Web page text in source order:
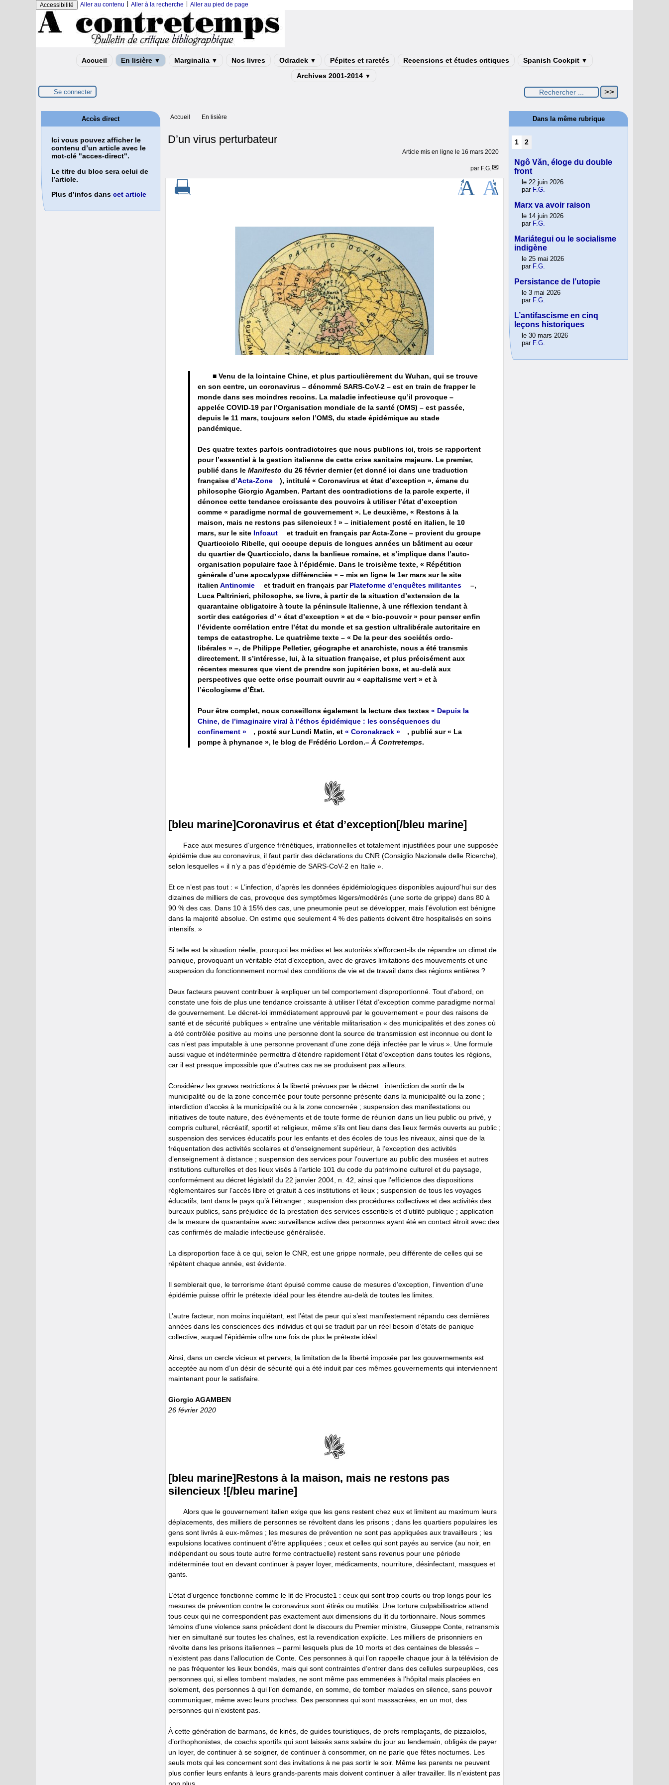
Accessibilité Aller au contenu Aller à la recherche Aller au pied de page
Accueil En lisière ▼ Marginalia ▼ Nos livres Odradek ▼ Pépites et raretés Recensions et études critiques Spanish Cockpit ▼
Archives 2001-2014 ▼
Se connecter
Accueil En lisière
D’un virus perturbateur
Article mis en ligne le 16 mars 2020
par F.G.
■ Venu de la lointaine Chine, et plus particulièrement du Wuhan, qui se trouve
en son centre, un coronavirus – dénommé SARS-CoV-2 – est en train de frapper le
monde dans ses moindres recoins. La maladie infectieuse qu’il provoque –
appelée COVID-19 par l’Organisation mondiale de la santé (OMS) – est passée,
depuis le 11 mars, toujours selon l’OMS, du stade épidémique au stade
pandémique.
Des quatre textes parfois contradictoires que nous publions ici, trois se rapportent
pour l’essentiel à la gestion italienne de cette crise sanitaire majeure. Le premier,
publié dans le Manifesto du 26 février dernier (et donné ici dans une traduction
française d’Acta-Zone
), intitulé « Coronavirus et état d’exception », émane du
philosophe Giorgio Agamben. Partant des contradictions de la parole experte, il
dénonce cette tendance croissante des pouvoirs à utiliser l’état d’exception
comme « paradigme normal de gouvernement ». Le deuxième, « Restons à la
maison, mais ne restons pas silencieux ! » – initialement posté en italien, le 10
mars, sur le site Infoaut
et traduit en français par Acta-Zone – provient du groupe
Quarticciolo Ribelle, qui occupe depuis de longues années un bâtiment au cœur
du quartier de Quarticciolo, dans la banlieue romaine, et s’implique dans l’auto-
organisation populaire face à l’épidémie. Dans le troisième texte, « Répétition
générale d’une apocalypse différenciée » – mis en ligne le 1er mars sur le site
italien Antinomie et traduit en français par Plateforme d’enquêtes militantes
–,
Luca Paltrinieri, philosophe, se livre, à partir de la situation d’extension de la
quarantaine obligatoire à toute la péninsule Italienne, à une réflexion tendant à
sortir des catégories d’ « état d’exception » et de « bio-pouvoir » pour penser enfin
l’évidente corrélation entre l’état du monde et sa gestion ultralibérale autoritaire en
temps de catastrophe. Le quatrième texte – « De la peur des sociétés ordo-
libérales » –, de Philippe Pelletier, géographe et anarchiste, nous a été transmis
directement. Il s’intéresse, lui, à la situation française, et plus précisément aux
récentes mesures que vient de prendre son jupitérien boss, et au-delà aux
perspectives que cette crise pourrait ouvrir au « capitalisme vert » et à
l’écologisme d’État.
Pour être complet, nous conseillons également la lecture des textes « Depuis la
Chine, de l’imaginaire viral à l’éthos épidémique : les conséquences du
confinement »
, posté sur Lundi Matin, et « Coronakrack »
, publié sur « La
pompe à phynance », le blog de Frédéric Lordon.– À Contretemps.
[bleu marine]Coronavirus et état d’exception[/bleu marine]
Face aux mesures d’urgence frénétiques, irrationnelles et totalement injustifiées pour une supposée
épidémie due au coronavirus, il faut partir des déclarations du CNR (Consiglio Nazionale delle Ricerche),
selon lesquelles « il n’y a pas d’épidémie de SARS-CoV-2 en Italie ».
Et ce n’est pas tout : « L’infection, d’après les données épidémiologiques disponibles aujourd’hui sur des
dizaines de milliers de cas, provoque des symptômes légers/modérés (une sorte de grippe) dans 80 à
90 % des cas. Dans 10 à 15% des cas, une pneumonie peut se développer, mais l’évolution est bénigne
dans la majorité absolue. On estime que seulement 4 % des patients doivent être hospitalisés en soins
intensifs. »
Si telle est la situation réelle, pourquoi les médias et les autorités s’efforcent-ils de répandre un climat de
panique, provoquant un véritable état d’exception, avec de graves limitations des mouvements et une
suspension du fonctionnement normal des conditions de vie et de travail dans des régions entières ?
Deux facteurs peuvent contribuer à expliquer un tel comportement disproportionné. Tout d’abord, on
constate une fois de plus une tendance croissante à utiliser l’état d’exception comme paradigme normal
de gouvernement. Le décret-loi immédiatement approuvé par le gouvernement « pour des raisons de
santé et de sécurité publiques » entraîne une véritable militarisation « des municipalités et des zones où
a été contrôlée positive au moins une personne dont la source de transmission est inconnue ou dont le
cas n’est pas imputable à une personne provenant d’une zone déjà infectée par le virus ». Une formule
aussi vague et indéterminée permettra d’étendre rapidement l’état d’exception dans toutes les régions,
car il est presque impossible que d’autres cas ne se produisent pas ailleurs.
Considérez les graves restrictions à la liberté prévues par le décret : interdiction de sortir de la
municipalité ou de la zone concernée pour toute personne présente dans la municipalité ou la zone ;
interdiction d’accès à la municipalité ou à la zone concernée ; suspension des manifestations ou
initiatives de toute nature, des événements et de toute forme de réunion dans un lieu public ou privé, y
compris culturel, récréatif, sportif et religieux, même s’ils ont lieu dans des lieux fermés ouverts au public ;
suspension des services éducatifs pour les enfants et des écoles de tous les niveaux, ainsi que de la
fréquentation des activités scolaires et d’enseignement supérieur, à l’exception des activités
d’enseignement à distance ; suspension des services pour l’ouverture au public des musées et autres
institutions culturelles et des lieux visés à l’article 101 du code du patrimoine culturel et du paysage,
conformément au décret législatif du 22 janvier 2004, n. 42, ainsi que l’efficience des dispositions
réglementaires sur l’accès libre et gratuit à ces institutions et lieux ; suspension de tous les voyages
éducatifs, tant dans le pays qu’à l’étranger ; suspension des procédures collectives et des activités des
bureaux publics, sans préjudice de la prestation des services essentiels et d’utilité publique ; application
de la mesure de quarantaine avec surveillance active des personnes ayant été en contact étroit avec des
cas confirmés de maladie infectieuse généralisée.
La disproportion face à ce qui, selon le CNR, est une grippe normale, peu différente de celles qui se
répètent chaque année, est évidente.
Il semblerait que, le terrorisme étant épuisé comme cause de mesures d’exception, l’invention d’une
épidémie puisse offrir le prétexte idéal pour les étendre au-delà de toutes les limites.
L’autre facteur, non moins inquiétant, est l’état de peur qui s’est manifestement répandu ces dernières
années dans les consciences des individus et qui se traduit par un réel besoin d’états de panique
collective, auquel l’épidémie offre une fois de plus le prétexte idéal.
Ainsi, dans un cercle vicieux et pervers, la limitation de la liberté imposée par les gouvernements est
acceptée au nom d’un désir de sécurité qui a été induit par ces mêmes gouvernements qui interviennent
maintenant pour le satisfaire.
Giorgio AGAMBEN
26 février 2020
[bleu marine]Restons à la maison, mais ne restons pas
silencieux ![/bleu marine]
Alors que le gouvernement italien exige que les gens restent chez eux et limitent au maximum leurs
déplacements, des milliers de personnes se révoltent dans les prisons ; dans les quartiers populaires les
gens sont livrés à eux-mêmes ; les mesures de prévention ne sont pas appliquées aux travailleurs ; les
expulsions locatives continuent d’être appliquées ; ceux et celles qui sont payés au service (au noir, en
indépendant ou sous toute autre forme contractuelle) restent sans revenus pour une période
indéterminée tout en devant continuer à payer loyer, médicaments, nourriture, désinfectant, masques et
gants.
L’état d’urgence fonctionne comme le lit de Procuste1 : ceux qui sont trop courts ou trop longs pour les
mesures de prévention contre le coronavirus sont étirés ou mutilés. Une torture culpabilisatrice attend
tous ceux qui ne correspondent pas exactement aux dimensions du lit du tortionnaire. Nous sommes
témoins d’une violence sans précédent dont le discours du Premier ministre, Giuseppe Conte, retransmis
hier en simultané sur toutes les chaînes, est la revendication explicite. Les milliers de prisonniers en
révolte dans les prisons italiennes – parmi lesquels plus de 10 morts et des centaines de blessés –
n’existent pas dans l’allocution de Conte. Ces personnes à qui l’on rappelle chaque jour à la télévision de
ne pas fréquenter les lieux bondés, mais qui sont contraintes d’entrer dans des cellules surpeuplées, ces
personnes qui, si elles tombent malades, ne sont même pas emmenées à l’hôpital mais placées en
isolement, des personnes à qui l’on demande, en somme, de tomber malades en silence, sans pouvoir
communiquer, même avec leurs proches. Des personnes qui sont massacrées, en un mot, des
personnes qui n’existent pas.
À cette génération de barmans, de kinés, de guides touristiques, de profs remplaçants, de pizzaiolos,
d’orthophonistes, de coachs sportifs qui sont laissés sans salaire du jour au lendemain, obligés de payer
un loyer, de continuer à se soigner, de continuer à consommer, on ne parle que fêtes nocturnes. Les
seuls mots qui les concernent sont des invitations à ne pas sortir le soir. Même les parents ne peuvent
plus confier leurs enfants à leurs grands-parents mais doivent continuer à aller travailler. Ils n’existent pas
Accès direct
Ici vous pouvez afficher le
contenu d’un article avec le
mot-clé "acces-direct".
Le titre du bloc sera celui de
l’article.
Plus d’infos dans cet article
Dans la même rubrique
1 2
Ngô Văn, éloge du double
front
le 22 juin 2026
par F.G.
Marx va avoir raison
le 14 juin 2026
par F.G.
Mariátegui ou le socialisme
indigène
le 25 mai 2026
par F.G.
Persistance de l’utopie
le 3 mai 2026
par F.G.
L’antifascisme en cinq
leçons historiques
le 30 mars 2026
par F.G.